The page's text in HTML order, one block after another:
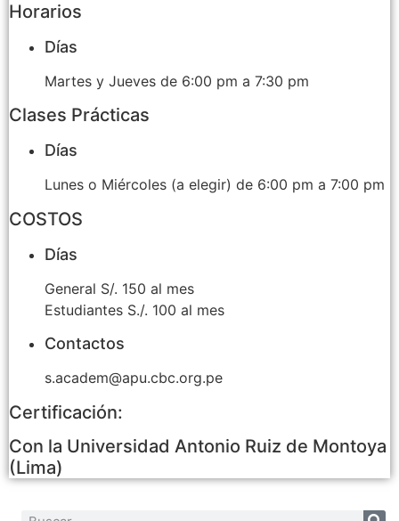
Horarios
Días
Martes y Jueves de 6:00 pm a 7:30 pm
Clases Prácticas
Días
Lunes o Miércoles (a elegir) de 6:00 pm a 7:00 pm
COSTOS
Días
General S/. 150 al mes
Estudiantes S./. 100 al mes
Contactos
s.academ@apu.cbc.org.pe
Certificación:
Con la Universidad Antonio Ruiz de Montoya
(Lima)